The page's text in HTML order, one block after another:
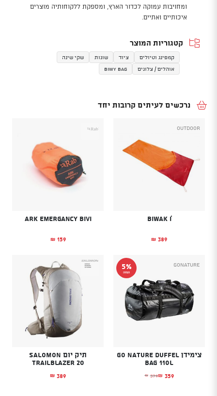
ומחויבות עמוקה לכדור הארץ, ומספקת ללקוחותיה מוצרים
איכותיים ואתיים.
קטגוריות המוצר
קמפינג וטיולים ציוד שונות
שקי שינה
אוהלים / צלונים
Biwy Bag
נרכשים לעיתים קרובות יחד
Outdoor
ׂBiwak Iׂׂ
₪ 389
Ark Emergancy Bivi
₪ 159
5%
הנחה
GoNature
צימידן Go Nature Duffel
Bag 110L
₪ 379
המחיר המקורי היה: ₪379.₪ 359 המחיר הנוכחי הוא: ₪359.
תיק יום SALOMON
TRAILBLAZER 20
₪ 389